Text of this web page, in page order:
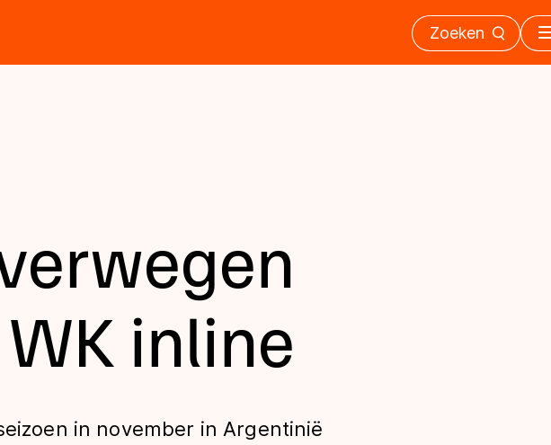
Zoeken
inline
in november in Argentinië